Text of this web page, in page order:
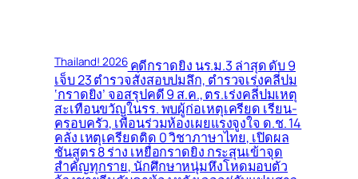
Thailand! 2026คดีกราดยิง นร.ม.3 ล่าสุด ดับ 9
เจ็บ 23 ตำรวจสั่งสอบปมลึก, ตำรวจเร่งคลี่ปม
‘กราดยิง’ จอสรุปคดี 9 ส.ค., ตร.เร่งคลี่ปมเหตุ
สะเทือนขวัญในรร. พบผู้ก่อเหตุเครียด เรียน-
ครอบครัว, เพื่อนร่วมห้องเผยแรงจูงใจ ด.ช. 14
คลั่ง เหตุเครียดติด 0 วิชาภาษาไทย, เปิดผล
ชันสูตร 8 ร่าง เหยื่อกราดยิง กระสุนเข้าจุด
สำคัญทุกราย, นักศึกษาหนุ่มหึงโหดมอบตัว